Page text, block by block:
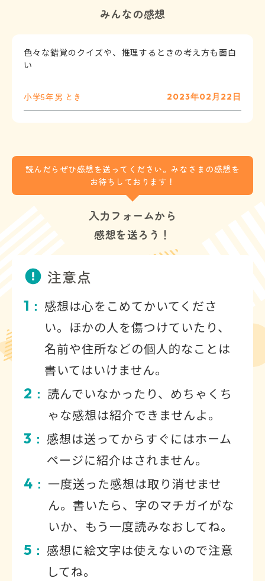
みんなの感想
色々な錯覚のクイズや、推理するときの考え方も面白
い
小学5年男 とき 2023年02月22日
読んだらぜひ感想を送ってください。みなさまの感想を
お待ちしております！
入力フォームから
感想を送ろう！
注意点
1 ： 感想は心をこめてかいてくださ
い。ほかの人を傷つけていたり、
名前や住所などの個人的なことは
書いてはいけません。
2 ： 読んでいなかったり、めちゃくち
ゃな感想は紹介できませんよ。
3 ： 感想は送ってからすぐにはホーム
ページに紹介はされません。
4 ： 一度送った感想は取り消せませ
ん。書いたら、字のマチガイがな
いか、もう一度読みなおしてね。
5 ： 感想に絵文字は使えないので注意
してね。